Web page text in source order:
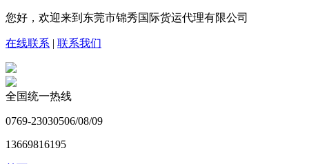
您好，欢迎来到东莞市锦秀国际货运代理有限公司
在线联系 | 联系我们
全国统一热线
0769-23030506/08/09
13669816195